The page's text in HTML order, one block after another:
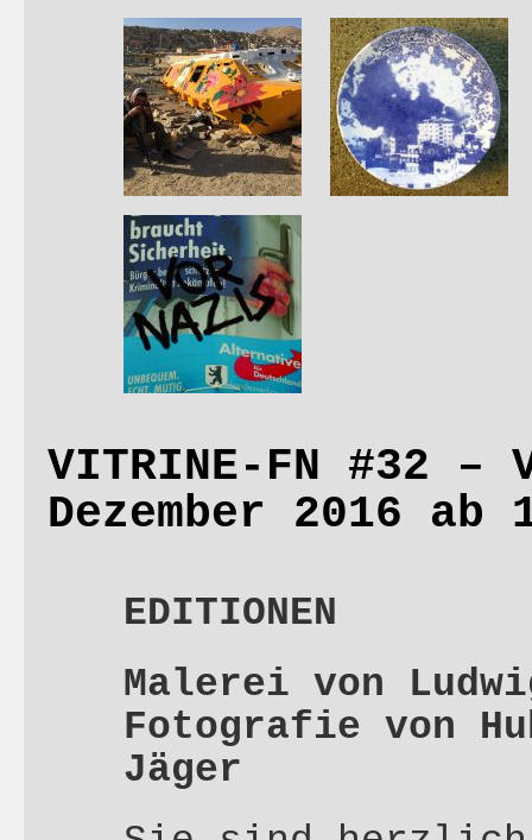
VITRINE-FN #32 –
Dezember 2016 ab
EDITIONEN
Malerei von
Fotografie von
Jäger